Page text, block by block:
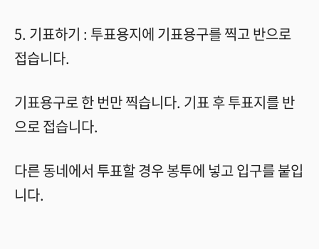
5. 기표하기 : 투표용지에 기표용구를 찍고 반으로
접습니다.
기표용구로 한 번만 찍습니다. 기표 후 투표지를 반
으로 접습니다.
다른 동네에서 투표할 경우 봉투에 넣고 입구를 붙입
니다.